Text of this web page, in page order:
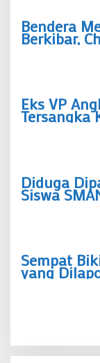
Bendera
Berkibar,
Sejati
Eks VP
Tersangka
Rp5,49
Diduga
Siswa
Bongkar
Sempat
yang
Ditemukan